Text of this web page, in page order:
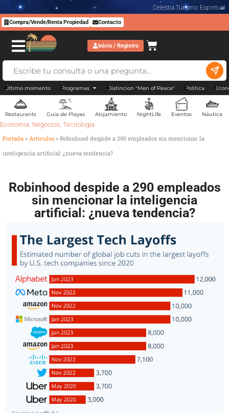
Celestia Turismo Espiritual
Compra/Vende/Renta Propiedad Contacto
Inicio / Registro
Último momento Programas Distincion "Men of Peace" Politica
Restaurants Guía de Playas Alojamiento NightLife Eventos Náutica
Economia, Negocios, Tecnologia
Portada » Artículos » Robinhood despide a 290 empleados sin mencionar la
inteligencia artificial: ¿nueva tendencia?
Robinhood despide a 290 empleados
sin mencionar la inteligencia
artificial: ¿nueva tendencia?